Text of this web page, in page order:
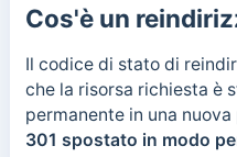
Cos'è un
Il codice di stato di
che la risorsa richiesta è
permanente in una nuova
301 spostato in modo